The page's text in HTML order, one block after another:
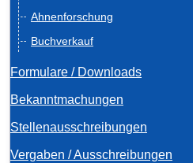
Ahnenforschung
Buchverkauf
Formulare / Downloads
Bekanntmachungen
Stellenausschreibungen
Vergaben / Ausschreibungen